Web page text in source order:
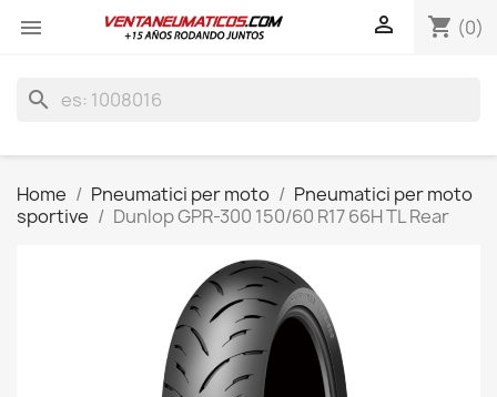
 shopping_cart (0)

search
Home Pneumatici per moto
Pneumatici per moto
sportive
Dunlop GPR-300 150/60 R17 66H TL Rear